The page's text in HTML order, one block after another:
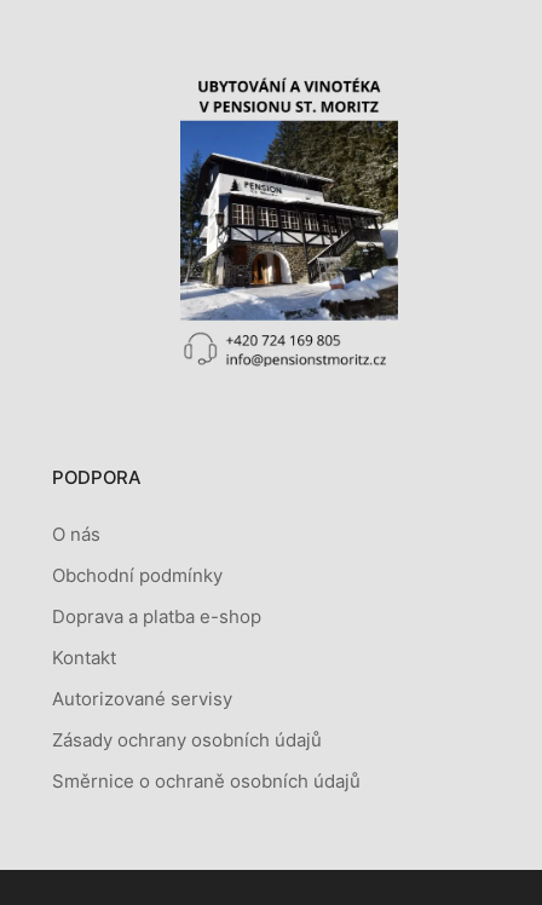
PODPORA
O nás
Obchodní podmínky
Doprava a platba e-shop
Kontakt
Autorizované servisy
Zásady ochrany osobních údajů
Směrnice o ochraně osobních údajů